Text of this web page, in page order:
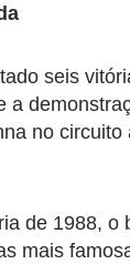
seis
a
no circuito
de 1988, o
mais